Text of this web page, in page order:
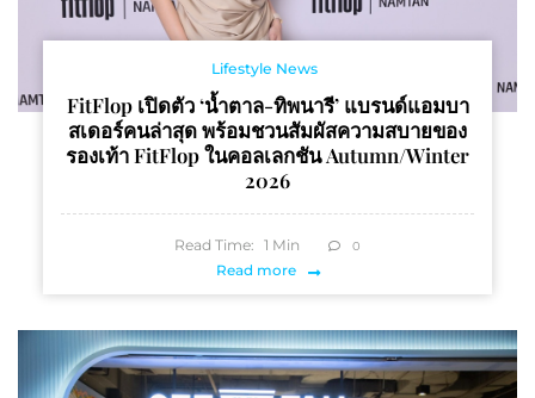
Lifestyle News
FitFlop เปิดตัว ‘น้ำตาล-ทิพนารี’ แบรนด์แอมบา
สเดอร์คนล่าสุด พร้อมชวนสัมผัสความสบายของ
รองเท้า FitFlop ในคอลเลกชัน Autumn/Winter
2026
Read Time: 1 Min 0
Read more